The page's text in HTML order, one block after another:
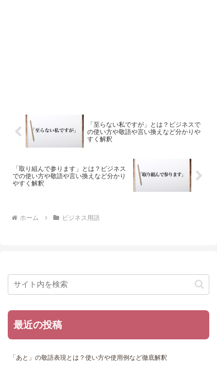
「至らない私ですが」とは？ビジネスで
の使い方や敬語や言い換えなど分かりや
すく解釈
「取り組んで参ります」とは？ビジネス
での使い方や敬語や言い換えなど分かり
やすく解釈
ホーム ビジネス用語
最近の投稿
「あと」の敬語表現とは？使い方や使用例など徹底解釈